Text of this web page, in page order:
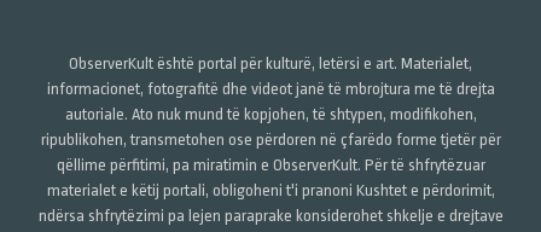
ObserverKult është portal për kulturë, letërsi e art. Materialet,
informacionet, fotografitë dhe videot janë të mbrojtura me të drejta
autoriale. Ato nuk mund të kopjohen, të shtypen, modifikohen,
ripublikohen, transmetohen ose përdoren në çfarëdo forme tjetër për
qëllime përfitimi, pa miratimin e ObserverKult. Për të shfrytëzuar
materialet e këtij portali, obligoheni t'i pranoni Kushtet e përdorimit,
ndërsa shfrytëzimi pa lejen paraprake konsiderohet shkelje e drejtave